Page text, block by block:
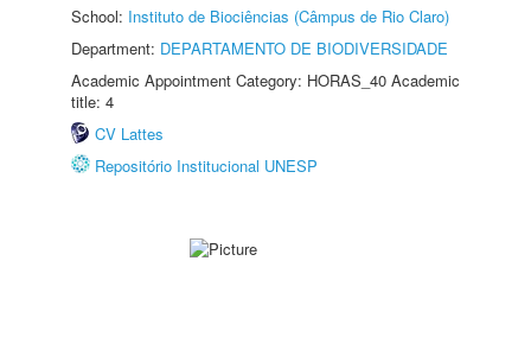
School: Instituto de Biociências (Câmpus de Rio Claro)
Department: DEPARTAMENTO DE BIODIVERSIDADE
Academic Appointment Category: HORAS_40 Academic
title: 4
CV Lattes
Repositório Institucional UNESP